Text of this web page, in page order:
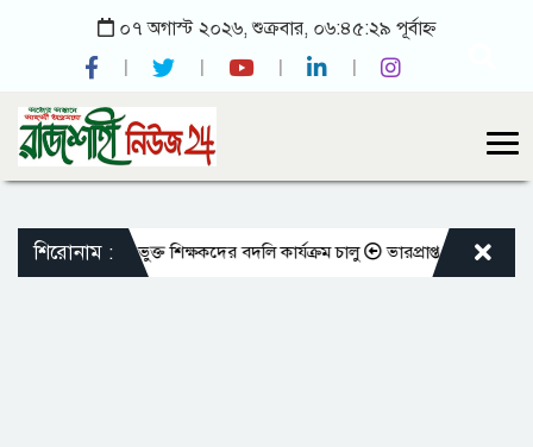
০৭ অগাস্ট ২০২৬, শুক্রবার, ০৬:৪৫:২৯ পূর্বাহ্ন
শিরোনাম :
মতো এমপিওভুক্ত শিক্ষকদের বদলি কার্যক্রম চালু ভারপ্রাপ্ত রাষ্ট্রপতিকে